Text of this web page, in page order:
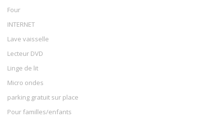
Four
INTERNET
Lave vaisselle
Lecteur DVD
Linge de lit
Micro ondes
parking gratuit sur place
Pour familles/enfants